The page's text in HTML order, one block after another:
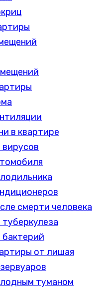
в квартире
смерти человека
от лишая
туманом